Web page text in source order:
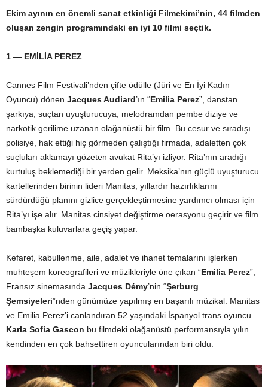
Ekim ayının en önemli sanat etkinliği Filmekimi’nin, 44 filmden
oluşan zengin programındaki en iyi 10 filmi seçtik.
1 — EMİLİA PEREZ
Cannes Film Festivali’nden çifte ödülle (Jüri ve En İyi Kadın
Oyuncu) dönen Jacques Audiard’ın “Emilia Perez”, danstan
şarkıya, suçtan uyuşturucuya, melodramdan pembe diziye ve
narkotik gerilime uzanan olağanüstü bir film. Bu cesur ve sıradışı
polisiye, hak ettiği hiç görmeden çalıştığı firmada, adaletten çok
suçluları aklamayı gözeten avukat Rita’yı izliyor. Rita’nın aradığı
kurtuluş beklemediği bir yerden gelir. Meksika’nın güçlü uyuşturucu
kartellerinden birinin lideri Manitas, yıllardır hazırlıklarını
sürdürdüğü planını gizlice gerçekleştirmesine yardımcı olması için
Rita’yı işe alır. Manitas cinsiyet değiştirme oerasyonu geçirir ve film
bambaşka kuluvarlara geçiş yapar.
Kefaret, kabullenme, aile, adalet ve ihanet temalarını işlerken
muhteşem koreografileri ve müzikleriyle öne çıkan “Emilia Perez”,
Fransız sinemasında Jacques Démy’nin “Şerburg
Şemsiyeleri”nden günümüze yapılmış en başarılı müzikal. Manitas
ve Emilia Perez’i canlandıran 52 yaşındaki İspanyol trans oyuncu
Karla Sofia Gascon bu filmdeki olağanüstü performansıyla yılın
kendinden en çok bahsettiren oyuncularından biri oldu.